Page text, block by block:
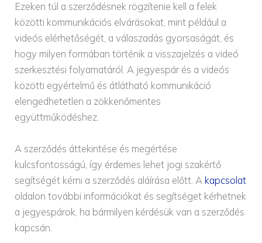
Ezeken túl a szerződésnek rögzítenie kell a felek
közötti kommunikációs elvárásokat, mint például a
videós elérhetőségét, a válaszadás gyorsaságát, és
hogy milyen formában történik a visszajelzés a videó
szerkesztési folyamatáról. A jegyespár és a videós
közötti egyértelmű és átlátható kommunikáció
elengedhetetlen a zökkenőmentes
együttműködéshez.
A szerződés áttekintése és megértése
kulcsfontosságú, így érdemes lehet jogi szakértő
segítségét kérni a szerződés aláírása előtt. Akapcsolat
oldalon további információkat és segítséget kérhetnek
a jegyespárok, ha bármilyen kérdésük van a szerződés
kapcsán.